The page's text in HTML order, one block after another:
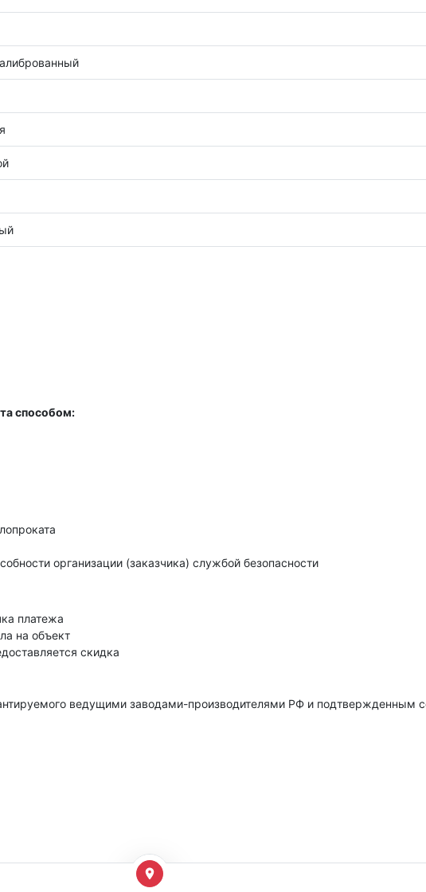
способом:
организации (заказчика) службой безопасности
платежа
на объект
скидка
ведущими заводами-производителями РФ и подтвержденным